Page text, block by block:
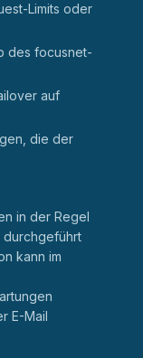
Limits oder
des focusnet-
auf
die der
in der Regel
durchgeführt
kann im
E-Mail